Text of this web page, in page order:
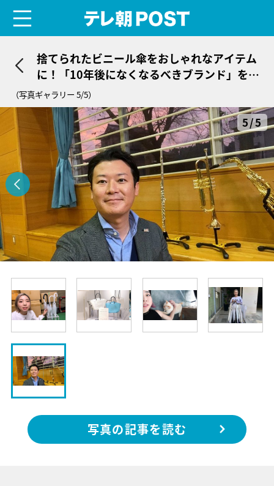
捨てられたビニール傘をおしゃれなアイテム
に！「10年後になくなるべきブランド」をつ
くる女性クリエイター
（写真ギャラリー 5/5）
5/5
写真の記事を読む